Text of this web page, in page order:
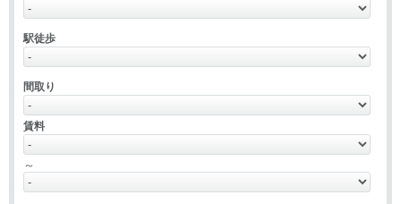
駅徒歩
間取り
賃料
～